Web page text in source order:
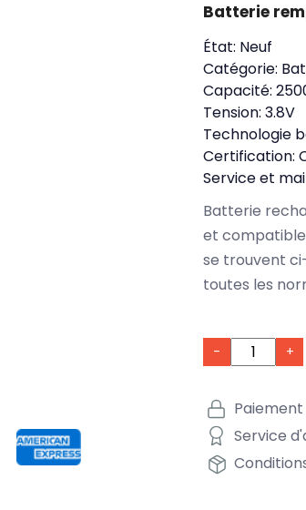
Batterie
État: Neuf
Catégorie:
Capacité:
Tension: 3.8V
Technologie
Certification:
Service et
Batterie
et compatible
se trouvent
toutes les
- +
Service